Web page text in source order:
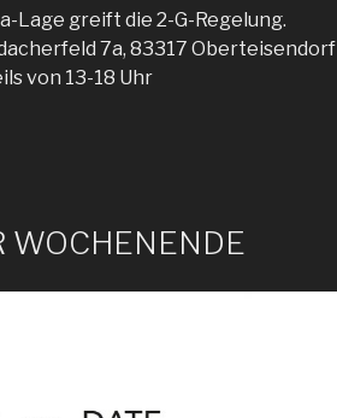
Lage greift die 2-G-Regelung.
7a, 83317 Oberteisendorf
von 13-18 Uhr
WOCHENENDE